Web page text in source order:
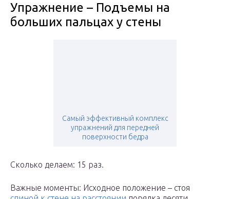
Упражнение – Подъемы на
больших пальцах у стены
Самый эффективный комплекс
упражнений для передней
поверхности бедра
Сколько делаем: 15 раз.
Важные моменты: Исходное положение – стоя